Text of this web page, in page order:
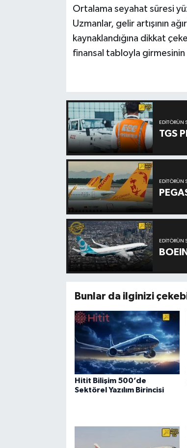
Ortalama seyahat süresi
Uzmanlar, gelir artışının
kaynaklandığına dikkat
finansal tabloyla
EDITÖRÜN
TGS
EDITÖRÜN
EDITÖRÜN
Bunlar da ilginizi
Hitit Bilişim 500’de
Sektörel Yazılım Birincisi